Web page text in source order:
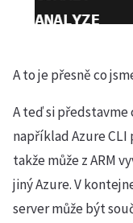
A to je přesně co
A teď si představme
například Azure
takže může z ARM
jiný Azure. V
server může být